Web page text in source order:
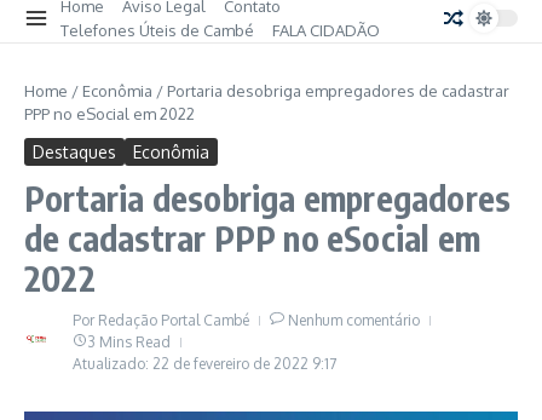
Home Aviso Legal
Contato
Telefones Úteis de Cambé
FALA CIDADÃO
Home / Econômia / Portaria desobriga empregadores de cadastrar
PPP no eSocial em 2022
Destaques Econômia
Portaria desobriga empregadores
de cadastrar PPP no eSocial em
2022
Por Redação Portal Cambé
Nenhum comentário
3 Mins Read
Atualizado: 22 de fevereiro de 2022 9:17